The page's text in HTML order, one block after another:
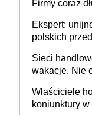
Firmy coraz
Ekspert:
polskich
Sieci
wakacje. Nie
tam, gdzie
Właściciele
koniunktury w